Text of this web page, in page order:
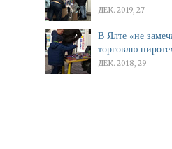
ДЕК. 2019, 27
В Ялте «не
торговлю
ДЕК. 2018, 29